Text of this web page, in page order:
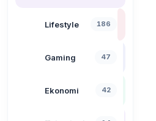
Lifestyle 186
Gaming 47
Ekonomi 42